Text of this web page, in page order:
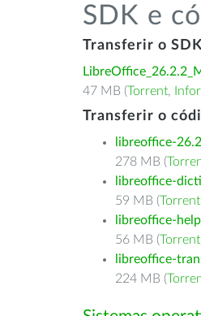
SDK e
Transferir o
47 MB (Torrent,
Transferir o
libreoffice-
278 MB (
libreoffice-
59 MB (Torrent
libreoffice-
56 MB (Torrent
libreoffice-
224 MB (